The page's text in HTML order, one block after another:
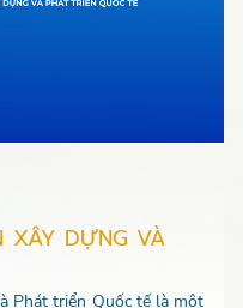
XÂY DỰNG VÀ
Phát triển Quốc tế là một